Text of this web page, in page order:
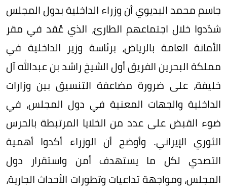
جاسم محمد البديوي أن وزراء الداخلية بدول المجلس
شدّدوا خلال اجتماعهم الطارئ، الذي عُقد في مقر
الأمانة العامة بالرياض، برئاسة وزير الداخلية في
مملكة البحرين الفريق أول الشيخ راشد بن عبدالله آل
خليفة، على ضرورة مضاعفة التنسيق بين وزارات
الداخلية والجهات المعنية في دول المجلس، في
ضوء القبض على عدد من الخلايا المرتبطة بالحرس
الثوري الإيراني. وأوضح أن الوزراء أكدوا أهمية
التصدي لكل ما يستهدف أمن واستقرار دول
المجلس، ومواجهة تداعيات وتطورات الأحداث الجارية،